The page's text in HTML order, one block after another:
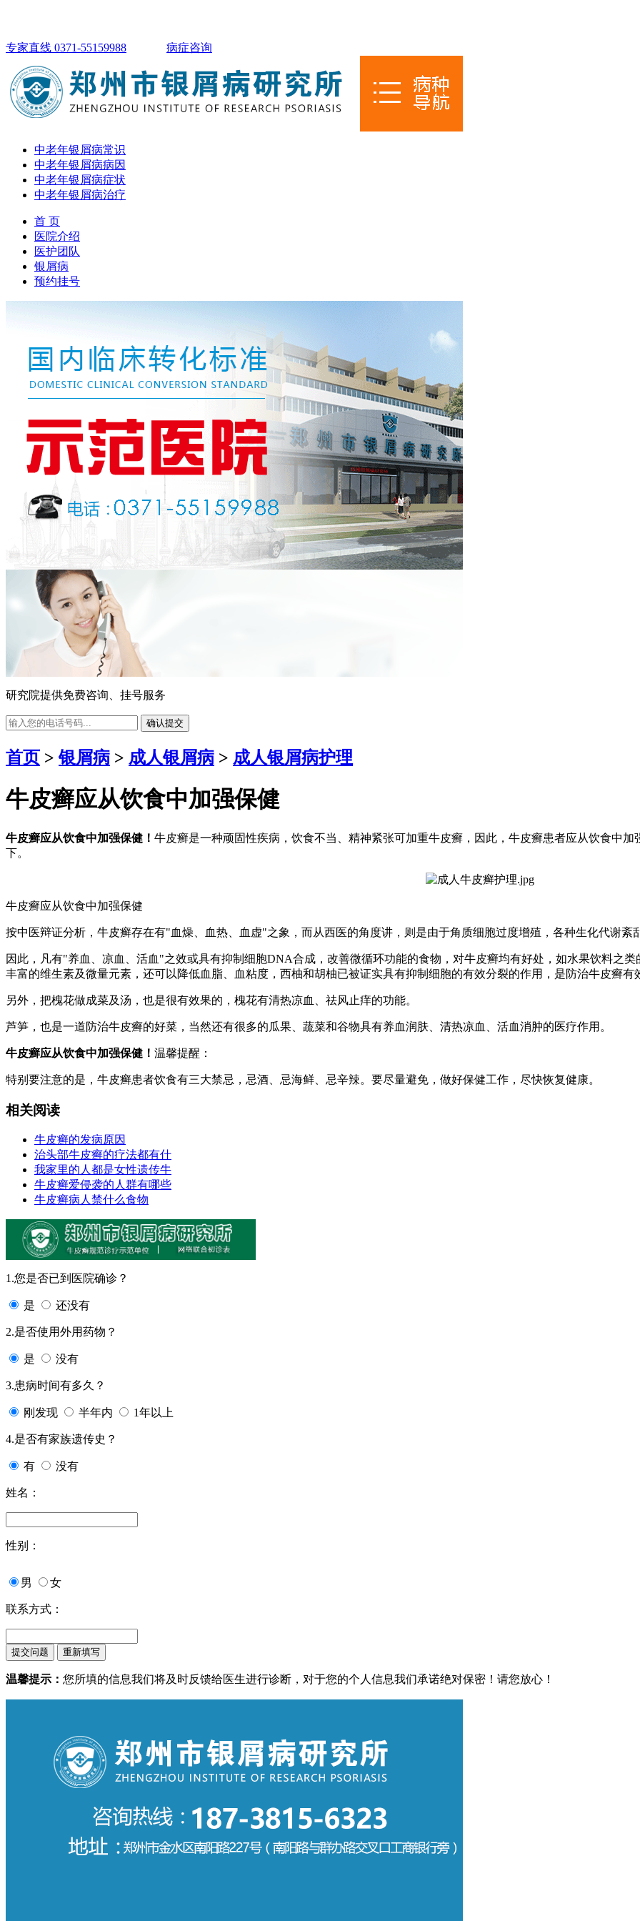
专家直线 0371-55159988 病症咨询
中老年银屑病常识
中老年银屑病病因
中老年银屑病症状
中老年银屑病治疗
首 页
医院介绍
医护团队
银屑病
预约挂号
研究院提供免费咨询、挂号服务
确认提交
首页 >银屑病 > 成人银屑病 > 成人银屑病护理
牛皮癣应从饮食中加强保健
牛皮癣应从饮食中加强保健！ 牛皮癣是一种顽固性疾病，饮食不当、精神紧张可加重牛皮癣，因此，牛皮癣患者应从饮食中加
下。
牛皮癣应从饮食中加强保健
按中医辩证分析，牛皮癣存在有"血燥、血热、血虚"之象，而从西医的角度讲，则是由于角质细胞过度增殖，各种生化代谢紊
因此，凡有"养血、凉血、活血"之效或具有抑制细胞DNA合成，改善微循环功能的食物，对牛皮癣均有好处，如水果饮料之
丰富的维生素及微量元素，还可以降低血脂、血粘度，西柚和胡柚已被证实具有抑制细胞的有效分裂的作用，是防治牛皮癣有
另外，把槐花做成菜及汤，也是很有效果的，槐花有清热凉血、祛风止痒的功能。
芦笋，也是一道防治牛皮癣的好菜，当然还有很多的瓜果、蔬菜和谷物具有养血润肤、清热凉血、活血消肿的医疗作用。
牛皮癣应从饮食中加强保健！ 温馨提醒：
特别要注意的是，牛皮癣患者饮食有三大禁忌，忌酒、忌海鲜、忌辛辣。要尽量避免，做好保健工作，尽快恢复健康。
相关阅读
牛皮癣的发病原因
治头部牛皮癣的疗法都有什
我家里的人都是女性遗传牛
牛皮癣爱侵袭的人群有哪些
牛皮癣病人禁什么食物
1.您是否已到医院确诊？
是 还没有
2.是否使用外用药物？
是 没有
3.患病时间有多久？
刚发现 半年内 1年以上
4.是否有家族遗传史？
有 没有
姓名：
性别：
男 女
联系方式：
温馨提示： 您所填的信息我们将及时反馈给医生进行诊断，对于您的个人信息我们承诺绝对保密！请您放心！